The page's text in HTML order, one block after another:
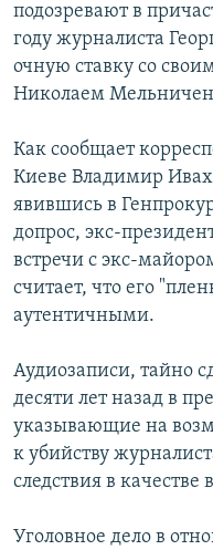
подозревают в
году журналиста
очную ставку со
Николаем
Как сообщает
Киеве Владимир
явившись в
допрос, экс-
встречи с экс-
считает, что его
аутентичными.
Аудиозаписи, тайно
десяти лет назад в
указывающие на
к убийству
следствия в
Уголовное дело в